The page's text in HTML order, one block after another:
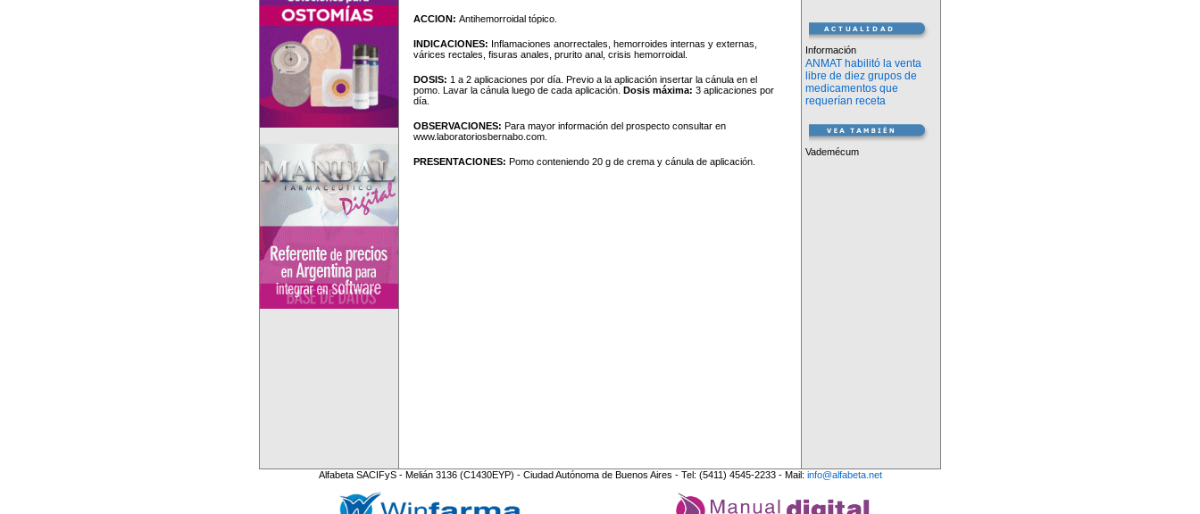
ACCION: Antihemorroidal tópico.
INDICACIONES: Inflamaciones anorrectales, hemorroides internas y externas,
várices rectales, fisuras anales, prurito anal, crisis hemorroidal.
DOSIS: 1 a 2 aplicaciones por día. Previo a la aplicación insertar la cánula en el
pomo. Lavar la cánula luego de cada aplicación. Dosis máxima: 3 aplicaciones por
día.
OBSERVACIONES: Para mayor información del prospecto consultar en
www.laboratoriosbernabo.com.
PRESENTACIONES: Pomo conteniendo 20 g de crema y cánula de aplicación.
Información
ANMAT habilitó la venta
libre de diez grupos de
medicamentos que
requerían receta
Vademécum
Alfabeta SACIFyS - Melián 3136 (C1430EYP) - Ciudad Autónoma de Buenos Aires - Tel: (5411) 4545-2233 - Mail: info@alfabeta.net